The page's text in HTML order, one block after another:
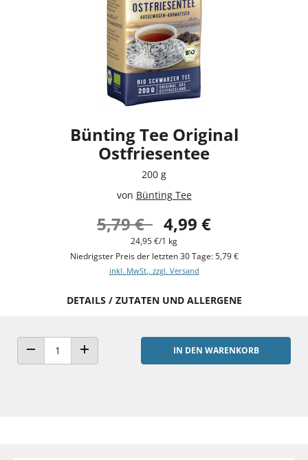
Bünting Tee Original
Ostfriesentee
200 g
von Bünting Tee
5,79 € 4,99 €
24,95 €/1 kg
Niedrigster Preis der letzten 30 Tage: 5,79 €
inkl. MwSt., zzgl. Versand
DETAILS / ZUTATEN UND ALLERGENE
ANZAHL VERRINGERNANZAHL ERHÖHEN
IN DEN WARENKORB